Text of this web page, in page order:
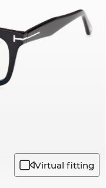
Virtual fitting